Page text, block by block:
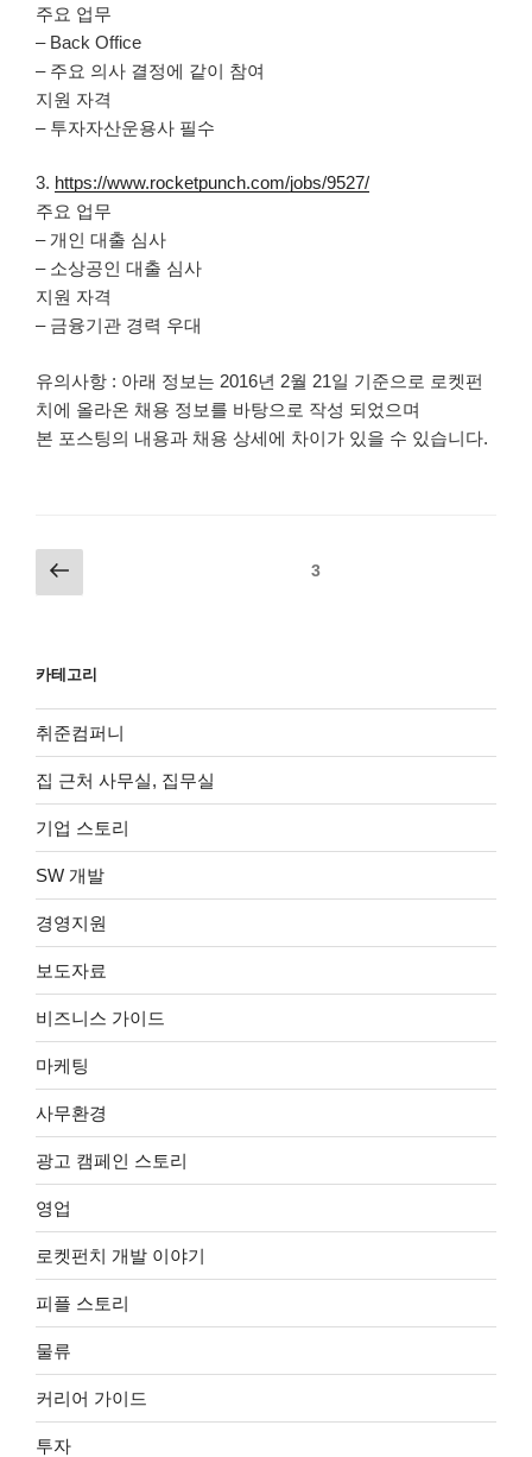
주요 업무
– Back Office
– 주요 의사 결정에 같이 참여
지원 자격
– 투자자산운용사 필수
3. https://www.rocketpunch.com/jobs/9527/
주요 업무
– 개인 대출 심사
– 소상공인 대출 심사
지원 자격
– 금융기관 경력 우대
유의사항 : 아래 정보는 2016년 2월 21일 기준으로 로켓펀
치에 올라온 채용 정보를 바탕으로 작성 되었으며
본 포스팅의 내용과 채용 상세에 차이가 있을 수 있습니다.
글
페
지
김
이
전
페이지3
카테고리
취준컴퍼니
집 근처 사무실, 집무실
기업 스토리
SW 개발
경영지원
보도자료
비즈니스 가이드
마케팅
사무환경
광고 캠페인 스토리
영업
로켓펀치 개발 이야기
피플 스토리
물류
커리어 가이드
투자